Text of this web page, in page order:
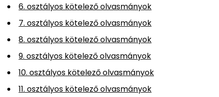
6. osztályos kötelező olvasmányok
7. osztályos kötelező olvasmányok
8. osztályos kötelező olvasmányok
9. osztályos kötelező olvasmányok
10. osztályos kötelező olvasmányok
11. osztályos kötelező olvasmányok